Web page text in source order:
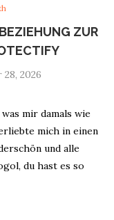
ZUR
28, 2026
mir damals wie
mich in einen
und alle
du hast es so